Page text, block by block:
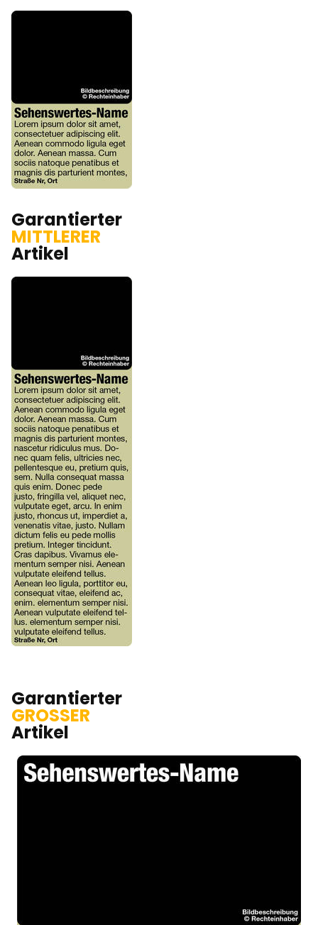
Garantierter
MITTLERER
Artikel
Garantierter
GROSSER
Artikel